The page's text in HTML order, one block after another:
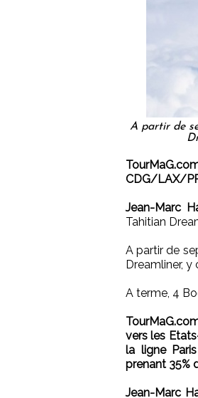
A partir de
CDG/LAX/
Jean-Marc
Tahitian
A partir de
Dreamliner,
A terme, 4
vers les
la ligne
prenant 35%
Jean-Marc